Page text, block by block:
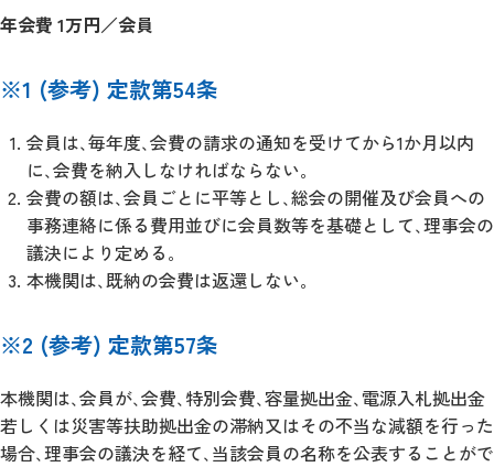
年会費 1万円／会員
※1 (参考) 定款第54条
会員は､毎年度､会費の請求の通知を受けてから1か月以内
に､会費を納入しなければならない｡
会費の額は､会員ごとに平等とし､総会の開催及び会員への
事務連絡に係る費用並びに会員数等を基礎として､理事会の
議決により定める｡
本機関は､既納の会費は返還しない｡
※2 (参考) 定款第57条
本機関は､会員が､会費､特別会費､容量拠出金､電源入札拠出金
若しくは災害等扶助拠出金の滞納又はその不当な減額を行った
場合､理事会の議決を経て､当該会員の名称を公表することがで